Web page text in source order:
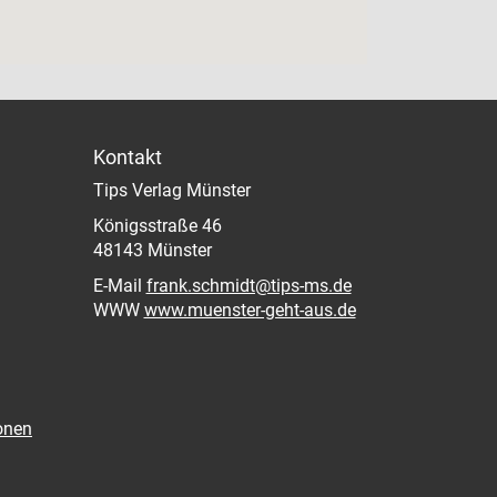
Kontakt
Tips Verlag Münster
Königsstraße 46
48143 Münster
E-Mail frank.schmidt@tips-ms.de
WWW www.muenster-geht-aus.de